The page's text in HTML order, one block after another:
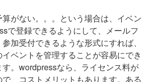
がない。。。という場合は、イベン
で登録できるようにして、メールフ
加受付できるような形式にすれば、
ベントを管理することが容易にでき
す。wordpressなら、ライセンス料が
、コストメリットもあります。ある